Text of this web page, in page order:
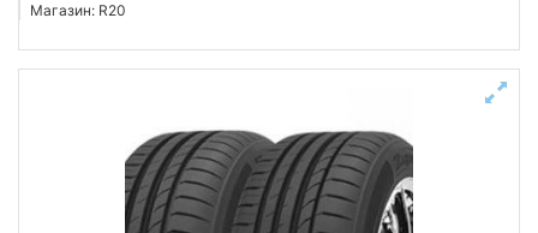
Магазин: R20